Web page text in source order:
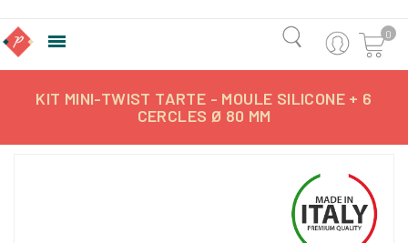
 0
KIT MINI-TWIST TARTE - MOULE SILICONE + 6
CERCLES Ø 80 MM